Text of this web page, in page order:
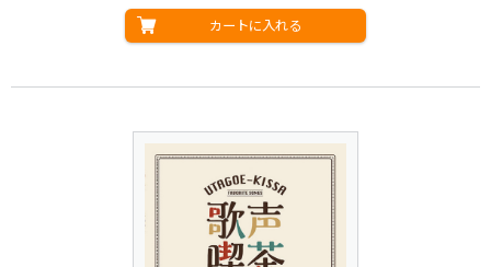
カートに入れる